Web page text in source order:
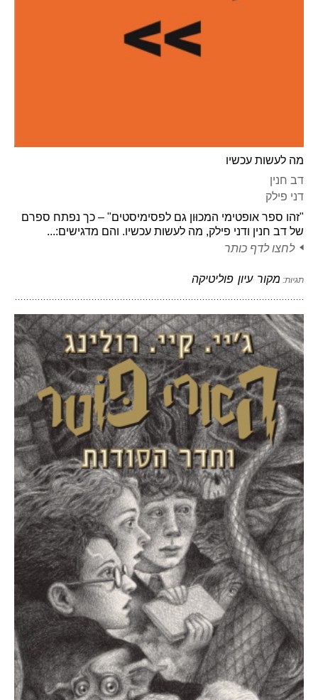
מה לעשות עכשיו
דב חנין
דני פילק
"זהו ספר אופטימי המכוּון גם לפסימיסטים" – כך נפתח ספרם
של דב חנין ודני פילק, מה לעשות עכשיו. והם מדגישים:...
לחצו לדף כותר
תגיות: מקור עיון פוליטיקה